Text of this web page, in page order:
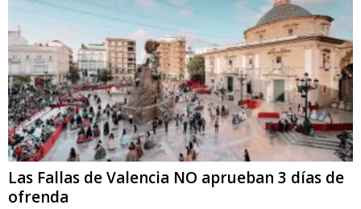
Las Fallas de Valencia NO aprueban 3 días de
ofrenda